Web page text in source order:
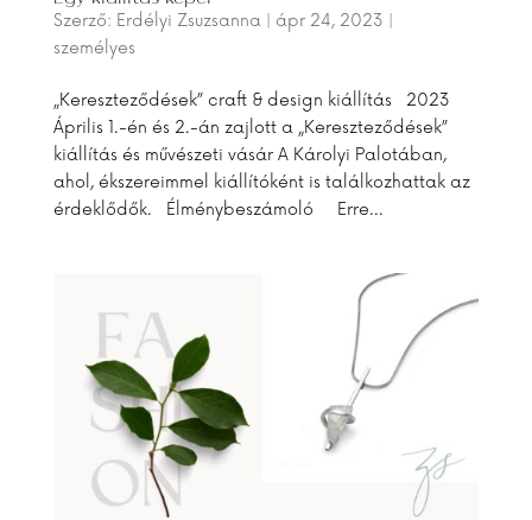
Szerző: Erdélyi Zsuzsanna| ápr 24, 2023
személyes
„Kereszteződések” craft & design kiállítás 2023
Április 1.-én és 2.-án zajlott a „Kereszteződések”
kiállítás és művészeti vásár A Károlyi Palotában,
ahol, ékszereimmel kiállítóként is találkozhattak az
érdeklődők. Élménybeszámoló Erre...